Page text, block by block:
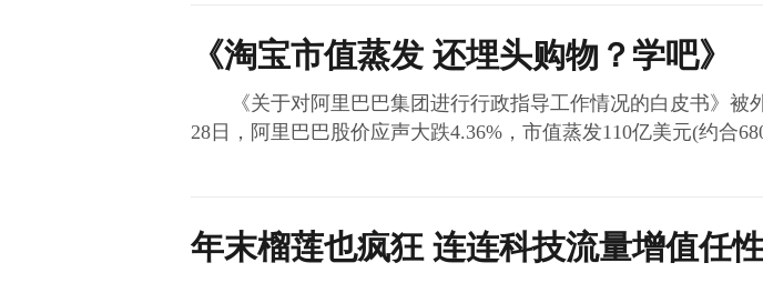
《淘宝市值蒸发 还埋头购物？学吧》
《关于对阿里巴巴集团进行行政指导工作情况的白皮书》被
28日，阿里巴巴股价应声大跌4.36%，市值蒸发110亿美元(约合
年末榴莲也疯狂 连连科技流量增值任